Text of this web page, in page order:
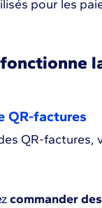
pour les
QR-factures
QR-factures,
commander